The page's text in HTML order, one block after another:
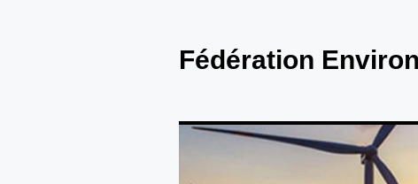
Fédération